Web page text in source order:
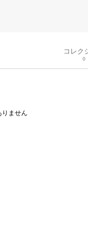
コレク
0
りません